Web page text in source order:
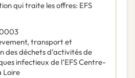
qui traite les offres: EFS
transport et
des déchets d’activités de
infectieux de l’EFS Centre-
Loire